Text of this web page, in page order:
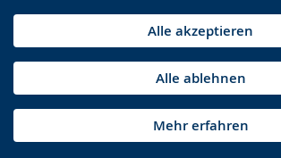
Alle akzeptieren
Alle ablehnen
Mehr erfahren